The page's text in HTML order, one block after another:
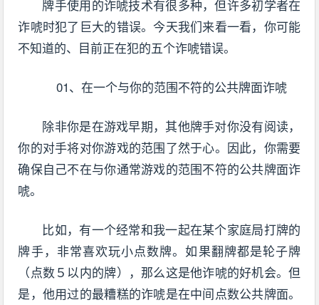
牌手使用的诈唬技术有很多种，但许多初学者在
诈唬时犯了巨大的错误。今天我们来看一看，你可能
不知道的、目前正在犯的五个诈唬错误。
01、在一个与你的范围不符的公共牌面诈唬
除非你是在游戏早期，其他牌手对你没有阅读，
你的对手将对你游戏的范围了然于心。因此，你需要
确保自己不在与你通常游戏的范围不符的公共牌面诈
唬。
比如，有一个经常和我一起在某个家庭局打牌的
牌手，非常喜欢玩小点数牌。如果翻牌都是轮子牌
（点数５以内的牌），那么这是他诈唬的好机会。但
是，他用过的最糟糕的诈唬是在中间点数公共牌面。